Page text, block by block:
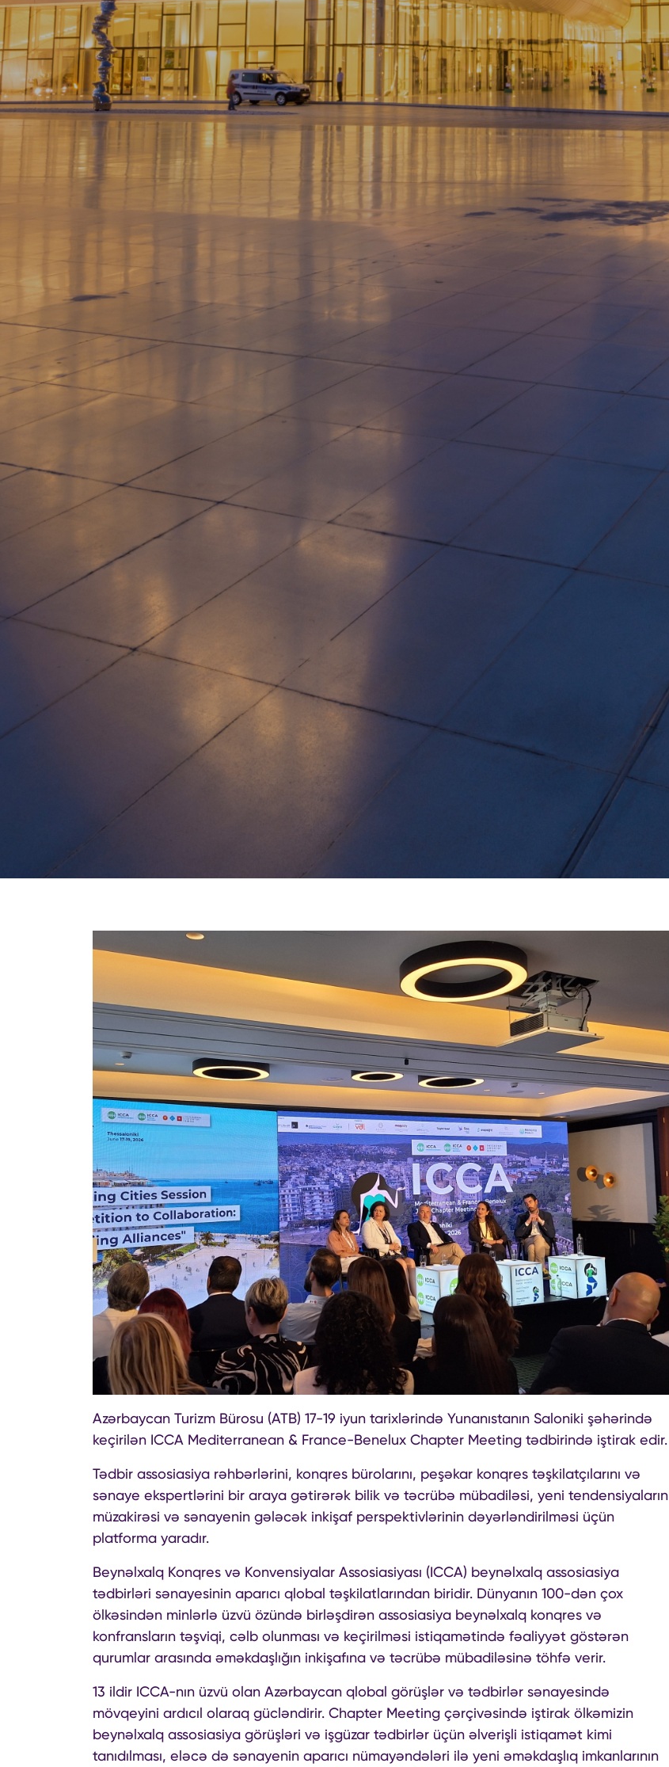
Azərbaycan Turizm Bürosu (ATB) 17-19 iyun tarixlərində Yunanıstanın Saloniki şəhərində
keçirilən ICCA Mediterranean & France-Benelux Chapter Meeting tədbirində iştirak edir.
Tədbir assosiasiya rəhbərlərini, konqres bürolarını, peşəkar konqres təşkilatçılarını və
sənaye ekspertlərini bir araya gətirərək bilik və təcrübə mübadiləsi, yeni tendensiyaların
müzakirəsi və sənayenin gələcək inkişaf perspektivlərinin dəyərləndirilməsi üçün
platforma yaradır.
Beynəlxalq Konqres və Konvensiyalar Assosiasiyası (ICCA) beynəlxalq assosiasiya
tədbirləri sənayesinin aparıcı qlobal təşkilatlarından biridir. Dünyanın 100-dən çox
ölkəsindən minlərlə üzvü özündə birləşdirən assosiasiya beynəlxalq konqres və
konfransların təşviqi, cəlb olunması və keçirilməsi istiqamətində fəaliyyət göstərən
qurumlar arasında əməkdaşlığın inkişafına və təcrübə mübadiləsinə töhfə verir.
13 ildir ICCA-nın üzvü olan Azərbaycan qlobal görüşlər və tədbirlər sənayesində
mövqeyini ardıcıl olaraq gücləndirir. Chapter Meeting çərçivəsində iştirak ölkəmizin
beynəlxalq assosiasiya görüşləri və işgüzar tədbirlər üçün əlverişli istiqamət kimi
tanıdılması, eləcə də sənayenin aparıcı nümayəndələri ilə yeni əməkdaşlıq imkanlarının